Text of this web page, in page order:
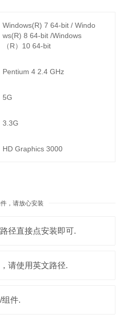
Windows(R) 7 64-bit / Windo
ws(R) 8 64-bit /Windows
（R）10 64-bit
Pentium 4 2.4 GHz
5G
3.3G
HD Graphics 3000
，请放心安装
径直接点安装即可.
请使用英文路径.
件.